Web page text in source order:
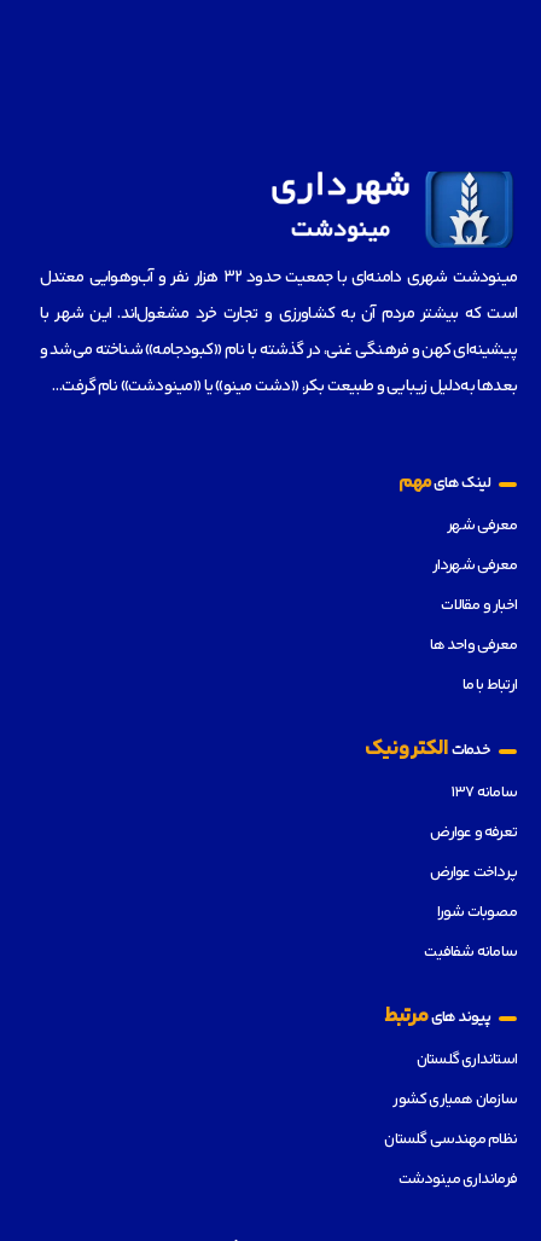
مینودشت شهری دامنه‌ای با جمعیت حدود ۳۲ هزار نفر و آب‌و‌هوایی معتدل
است که بیشتر مردم آن به کشاورزی و تجارت خرد مشغول‌اند. این شهر با
پیشینه‌ای کهن و فرهنگی غنی، در گذشته با نام «کبودجامه» شناخته می‌شد و
بعدها به‌دلیل زیبایی و طبیعت بکر، «دشت مینو» یا «مینودشت» نام گرفت…
لینک هایمهم
معرفی شهر
معرفی شهردار
اخبار و مقالات
معرفی واحد ها
ارتباط با ما
خدماتالکترونیک
سامانه ۱۳۷
تعرفه و عوارض
پرداخت عوارض
مصوبات شورا
سامانه شفافیت
پیوند هایمرتبط
استانداری گلستان
سازمان همیاری کشور
نظام مهندسی گلستان
فرمانداری مینودشت